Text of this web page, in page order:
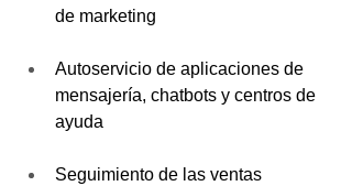
de marketing
Autoservicio de aplicaciones de
mensajería, chatbots y centros de
ayuda
Seguimiento de las ventas